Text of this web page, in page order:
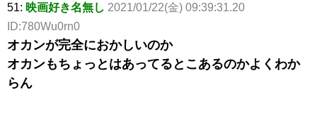
51: 映画好き名無し 2021/01/22(金) 09:39:31.20
ID:780Wu0rn0
オカンが完全におかしいのか
オカンもちょっとはあってるとこあるのかよくわか
らん